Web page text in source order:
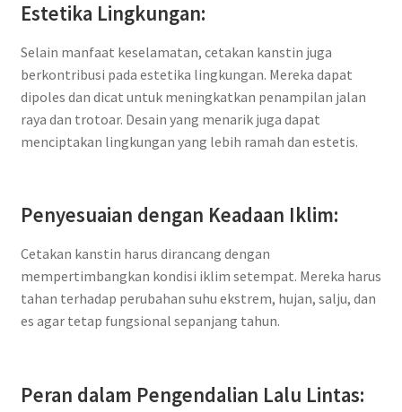
Estetika Lingkungan:
Selain manfaat keselamatan, cetakan kanstin juga
berkontribusi pada estetika lingkungan. Mereka dapat
dipoles dan dicat untuk meningkatkan penampilan jalan
raya dan trotoar. Desain yang menarik juga dapat
menciptakan lingkungan yang lebih ramah dan estetis.
Penyesuaian dengan Keadaan Iklim:
Cetakan kanstin harus dirancang dengan
mempertimbangkan kondisi iklim setempat. Mereka harus
tahan terhadap perubahan suhu ekstrem, hujan, salju, dan
es agar tetap fungsional sepanjang tahun.
Peran dalam Pengendalian Lalu Lintas: